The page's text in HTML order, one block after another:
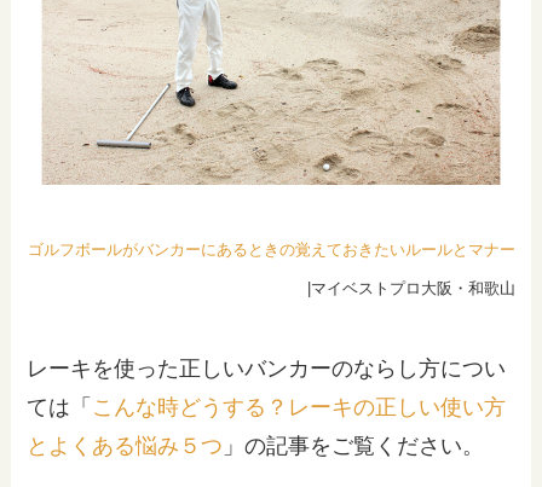
ゴルフボールがバンカーにあるときの覚えておきたいルールとマナー
|マイベストプロ大阪・和歌山
レーキを使った正しいバンカーのならし方につい
ては「 こんな時どうする？レーキの正しい使い方
とよくある悩み５つ 」の記事をご覧ください。